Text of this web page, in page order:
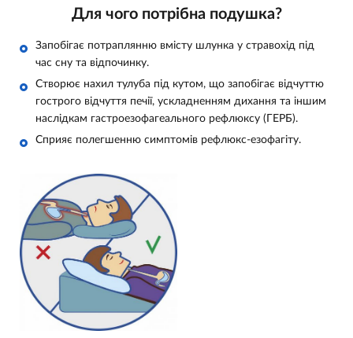
Для чого потрібна подушка?
Запобігає потраплянню вмісту шлунка у стравохід під
час сну та відпочинку.
Створює нахил тулуба під кутом, що запобігає відчуттю
гострого відчуття печії, ускладненням дихання та іншим
наслідкам гастроезофагеального рефлюксу (ГЕРБ).
Сприяє полегшенню симптомів рефлюкс-езофагіту.